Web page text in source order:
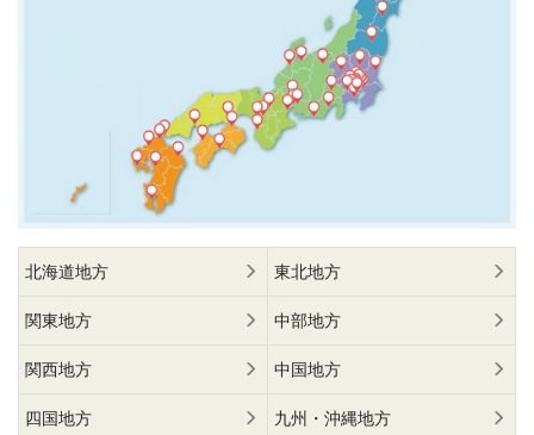
北海道地方 東北地方
関東地方 中部地方
関西地方 中国地方
四国地方 九州・沖縄地方